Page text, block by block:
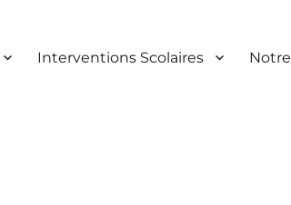
Interventions Scolaires